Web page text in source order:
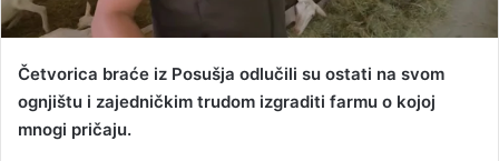
Četvorica braće iz Posušja odlučili su ostati na svom
ognjištu i zajedničkim trudom izgraditi farmu o kojoj
mnogi pričaju.